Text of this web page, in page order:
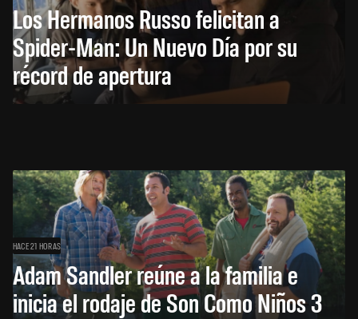
Los Hermanos Russo felicitan a
Spider-Man: Un Nuevo Día por su
récord de apertura
HACE 21 HORAS
Adam Sandler reúne a la familia e
inicia el rodaje de Son Como Niños 3